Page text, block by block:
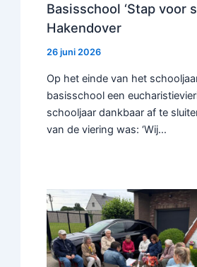
Basisschool ‘Stap voor
Hakendover
26 juni 2026
Op het einde van het
basisschool een
schooljaar dankbaar af te
van de viering was: ‘Wij…